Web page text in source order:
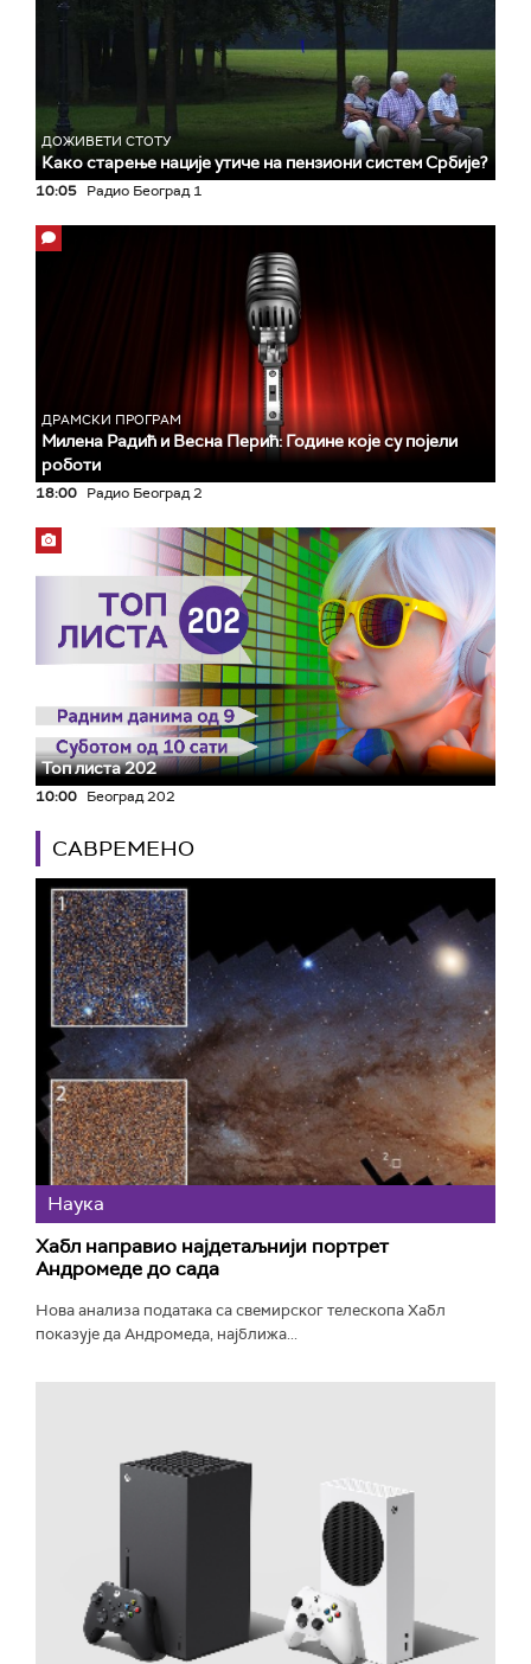
ДОЖИВЕТИ СТОТУ
Како старење нације утиче на пензиони систем Србије?
10:05 Радио Београд 1
ДРАМСКИ ПРОГРАМ
Милена Радић и Весна Перић: Године које су појели
роботи
18:00 Радио Београд 2
Топ листа 202
10:00 Београд 202
САВРЕМЕНО
Наука
Хабл направио најдетаљнији портрет
Андромеде до сада
Нова анализа података са свемирског телескопа Хабл
показује да Андромеда, најближа...